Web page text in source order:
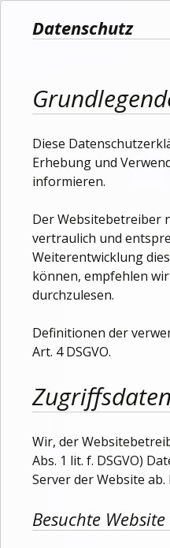
Datenschutz
Diese
Erhebung und
informieren.
Der Websitebetreiber
vertraulich und
Weiterentwicklung
können, empfehlen
durchzulesen.
Definitionen der
Art. 4 DSGVO.
Zugriffsdaten
Wir, der
Abs. 1 lit. f. DSGVO)
Server der Website
Besuchte Website